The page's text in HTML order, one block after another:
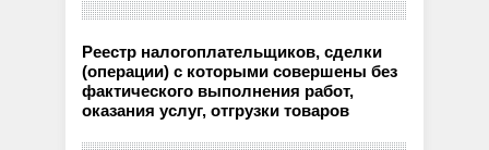
Реестр налогоплательщиков, сделки
(операции) с которыми совершены без
фактического выполнения работ,
оказания услуг, отгрузки товаров